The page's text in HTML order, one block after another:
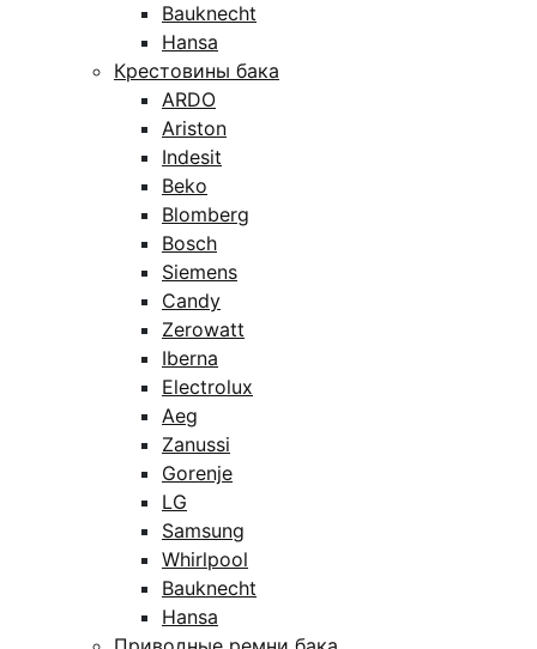
Bauknecht
Hansa
Крестовины бака
ARDO
Ariston
Indesit
Beko
Blomberg
Bosch
Siemens
Candy
Zerowatt
Iberna
Electrolux
Aeg
Zanussi
Gorenje
LG
Samsung
Whirlpool
Bauknecht
Hansa